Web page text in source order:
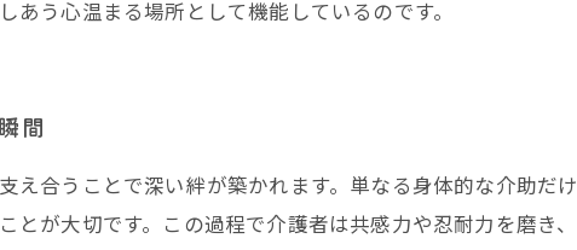
あう心温まる場所として機能しているのです。
間
え合うことで深い絆が築かれます。単なる身体的な介助だ
とが大切です。この過程で介護者は共感力や忍耐力を磨き